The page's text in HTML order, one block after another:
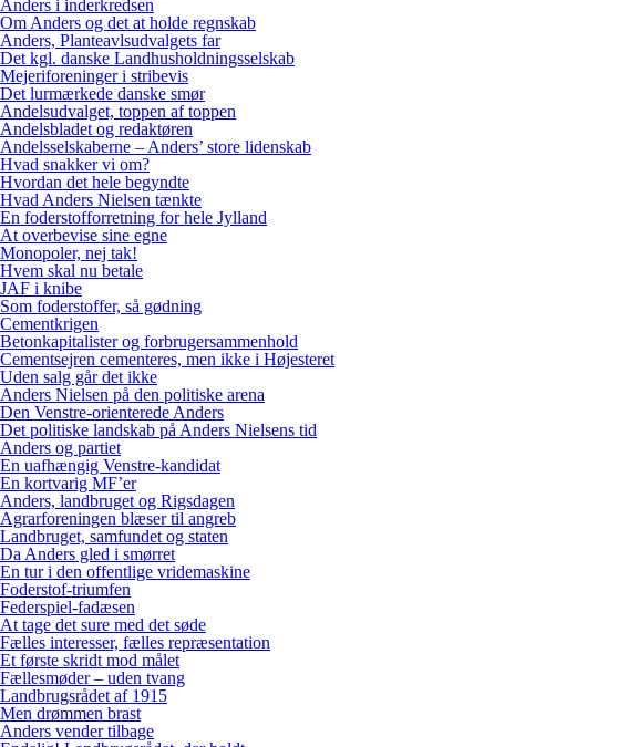
Anders i inderkredsen
Om Anders og det at holde regnskab
Anders, Planteavlsudvalgets far
Det kgl. danske Landhusholdningsselskab
Mejeriforeninger i stribevis
Det lurmærkede danske smør
Andelsudvalget, toppen af toppen
Andelsbladet og redaktøren
Andelsselskaberne – Anders’ store lidenskab
Hvad snakker vi om?
Hvordan det hele begyndte
Hvad Anders Nielsen tænkte
En foderstofforretning for hele Jylland
At overbevise sine egne
Monopoler, nej tak!
Hvem skal nu betale
JAF i knibe
Som foderstoffer, så gødning
Cementkrigen
Betonkapitalister og forbrugersammenhold
Cementsejren cementeres, men ikke i Højesteret
Uden salg går det ikke
Anders Nielsen på den politiske arena
Den Venstre-orienterede Anders
Det politiske landskab på Anders Nielsens tid
Anders og partiet
En uafhængig Venstre-kandidat
En kortvarig MF’er
Anders, landbruget og Rigsdagen
Agrarforeningen blæser til angreb
Landbruget, samfundet og staten
Da Anders gled i smørret
En tur i den offentlige vridemaskine
Foderstof-triumfen
Federspiel-fadæsen
At tage det sure med det søde
Fælles interesser, fælles repræsentation
Et første skridt mod målet
Fællesmøder – uden tvang
Landbrugsrådet af 1915
Men drømmen brast
Anders vender tilbage